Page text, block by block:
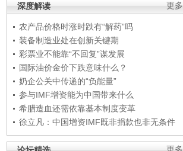
更多
深度解读
农产品价格时涨时跌有“解药”吗
装备制造业处在创新关键期
彩票业不能靠“不回复”谋发展
国际油价金价下跌意味什么？
奶企公关中传递的“负能量”
参与IMF增资能为中国带来什么
希腊造血还需依靠基本制度变革
徐立凡：中国增资IMF既非捐款也非无条件